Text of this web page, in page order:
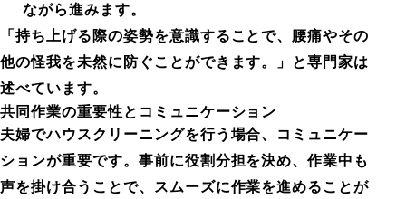
ながら進みます。
「持ち上げる際の姿勢を意識することで、腰痛やその
他の怪我を未然に防ぐことができます。」と専門家は
述べています。
共同作業の重要性とコミュニケーション
夫婦でハウスクリーニングを行う場合、コミュニケー
ションが重要です。事前に役割分担を決め、作業中も
声を掛け合うことで、スムーズに作業を進めることが